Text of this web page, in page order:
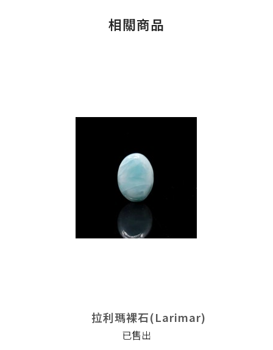
相關商品
拉利瑪裸石(Larimar)
已售出